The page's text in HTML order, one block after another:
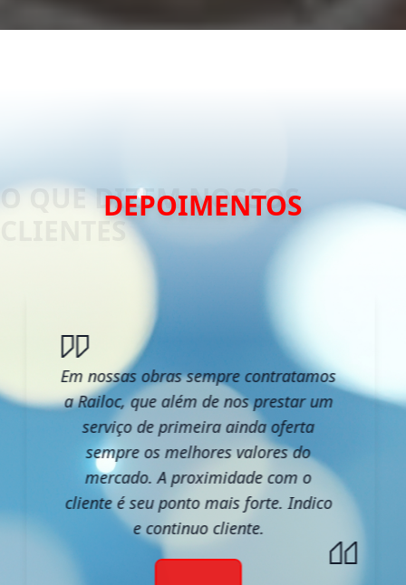
DEPOIMENTOS
Em nossas obras sempre contratamos
a Railoc, que além de nos prestar um
serviço de primeira ainda oferta
sempre os melhores valores do
mercado. A proximidade com o
cliente é seu ponto mais forte. Indico
e continuo cliente.